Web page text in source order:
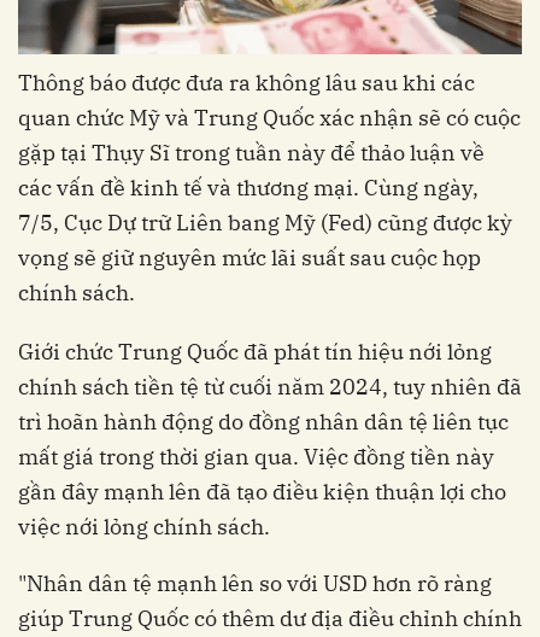
Thông báo được đưa ra không lâu sau khi các
quan chức Mỹ và Trung Quốc xác nhận sẽ có cuộc
gặp tại Thụy Sĩ trong tuần này để thảo luận về
các vấn đề kinh tế và thương mại. Cùng ngày,
7/5, Cục Dự trữ Liên bang Mỹ (Fed) cũng được kỳ
vọng sẽ giữ nguyên mức lãi suất sau cuộc họp
chính sách.
Giới chức Trung Quốc đã phát tín hiệu nới lỏng
chính sách tiền tệ từ cuối năm 2024, tuy nhiên đã
trì hoãn hành động do đồng nhân dân tệ liên tục
mất giá trong thời gian qua. Việc đồng tiền này
gần đây mạnh lên đã tạo điều kiện thuận lợi cho
việc nới lỏng chính sách.
"Nhân dân tệ mạnh lên so với USD hơn rõ ràng
giúp Trung Quốc có thêm dư địa điều chỉnh chính